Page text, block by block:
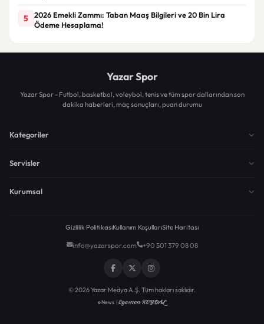
5
2026 Emekli Zammı: Taban Maaş Bilgileri ve 20 Bin Lira
Ödeme Hesaplama!
Yazar Spor
Yazar Spor - Futbol, basketbol, voleybol, tenis ve tüm spor dallarından son
dakika haberleri, maç sonuçları, puan durumu
Kategoriler
Servisler
Kurumsal
Gizlilik PolitikasıKullanım KoşullarıSite Haritası
info@yazarspor.com +90 501 379 08 08
© 2026 Yazar Medya A.Ş. Tüm hakları saklıdır.
eNews |Egemen KEYDAL